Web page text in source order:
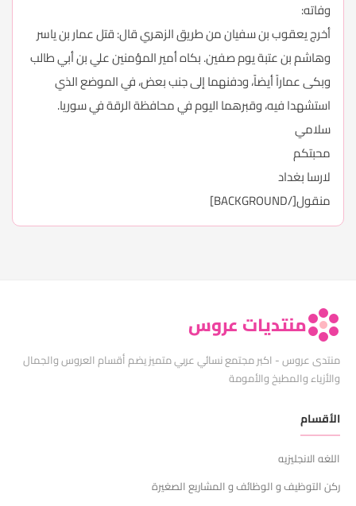
وفاته:
أخرج يعقوب بن سفيان من طريق الزهري قال: قتل عمار بن ياسر
وهاشم بن عتبة يوم صفين. بكاه أمير المؤمنين علي بن أبي طالب
وبكى عماراً أيضاً، ودفنهما إلى جنب بعض، في الموضع الذي
استشهدا فيه، وقبرهما اليوم في محافظة الرقة في سوريا.
سلامي
محبتكم
لارسا بغداد
منقول[/BACKGROUND]
منتديات عروس
منتدى عروس - اكبر مجتمع نسائي عربي متميز يضم أقسام العروس والجمال
والأزياء والمطبخ والأمومة
الأقسام
اللغه الانجليزيه
ركن التوظيف و الوظائف و المشاريع الصغيرة